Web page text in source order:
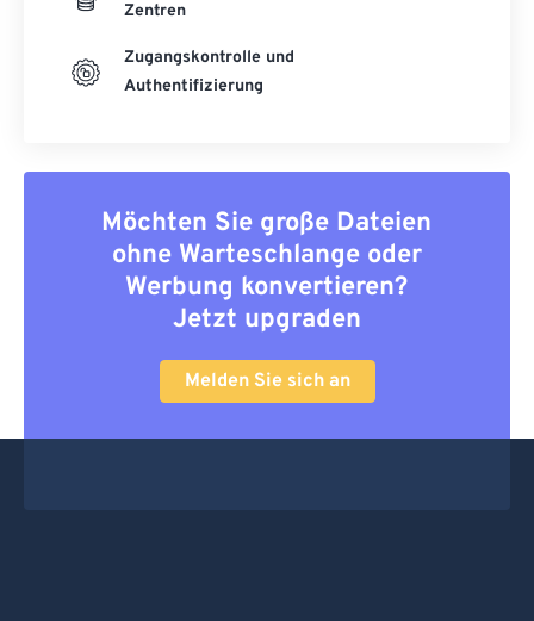
Zentren
Zugangskontrolle und
Authentifizierung
Möchten Sie große Dateien
ohne Warteschlange oder
Werbung konvertieren?
Jetzt upgraden
Melden Sie sich an